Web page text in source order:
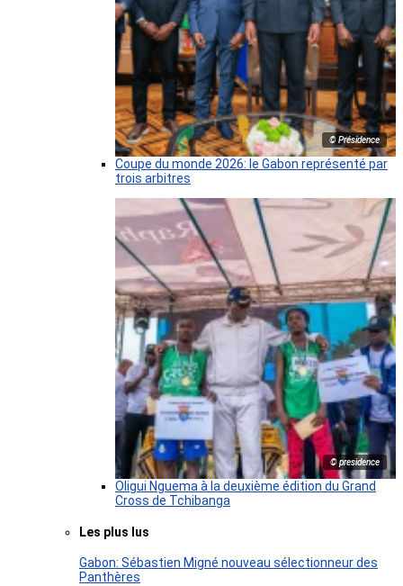
© Présidence
Coupe du monde 2026: le Gabon représenté par
trois arbitres
© presidence
Oligui Nguema à la deuxième édition du Grand
Cross de Tchibanga
Les plus lus
Gabon: Sébastien Migné nouveau sélectionneur des
Panthères